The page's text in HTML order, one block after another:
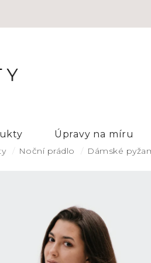
Úpravy na míru
Noční prádlo Dámské